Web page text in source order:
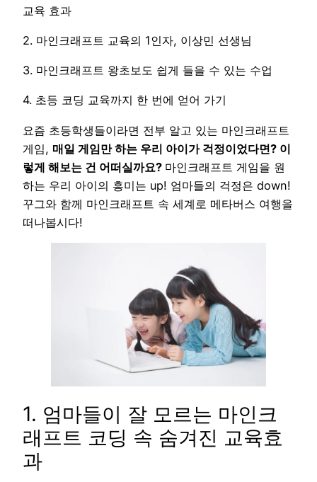
교육 효과
2. 마인크래프트 교육의 1인자, 이상민 선생님
3. 마인크래프트 왕초보도 쉽게 들을 수 있는 수업
4. 초등 코딩 교육까지 한 번에 얻어 가기
요즘 초등학생들이라면 전부 알고 있는 마인크래프트
게임, 매일 게임만 하는 우리 아이가 걱정이었다면? 이
렇게 해보는 건 어떠실까요? 마인크래프트 게임을 원
하는 우리 아이의 흥미는 up! 엄마들의 걱정은 down!
꾸그와 함께 마인크래프트 속 세계로 메타버스 여행을
떠나봅시다!
1. 엄마들이 잘 모르는 마인크
래프트 코딩 속 숨겨진 교육효
과